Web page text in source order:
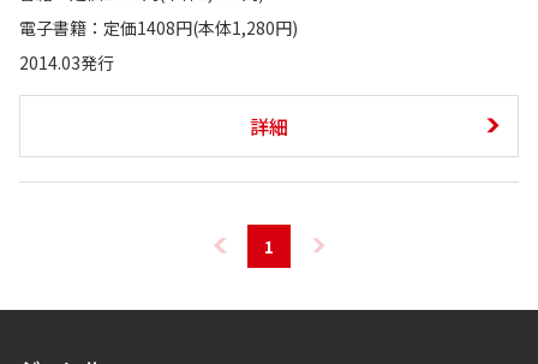
電子書籍：定価1408円(本体1,280円)
2014.03発行
詳細
1